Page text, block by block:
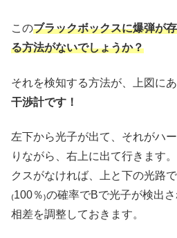
このブラックボックスに爆弾が
る方法がないでしょうか？
それを検知する方法が、上図にあ
干渉計です！
左下から光子が出て、それがハ
りながら、右上に出て行きます
クスがなければ、上と下の光路
₍100％₎の確率でBで光子が検出
相差を調整しておきます。